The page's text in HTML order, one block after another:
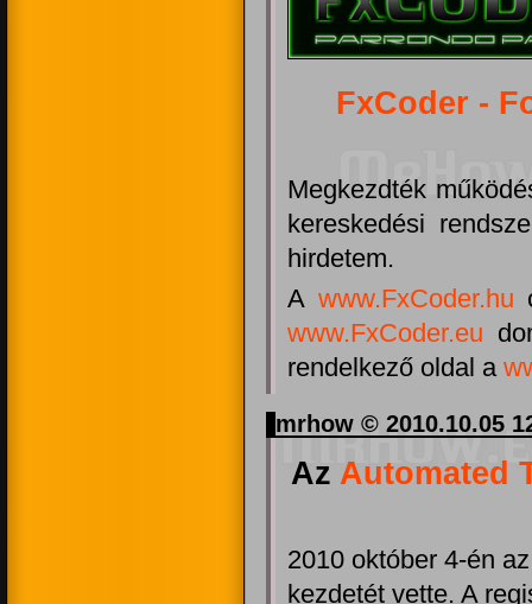
FxCoder -
Megkezdték
kereskedési
hirdetem.
A www.FxCoder.hu
www.FxCoder.eu
rendelkező oldal a
mrhow © 2010.10.05
Az Automated
2010 október 4-én
kezdetét vette. A